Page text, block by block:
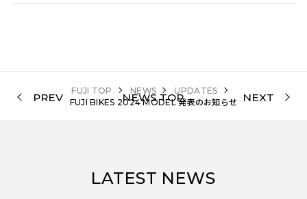
FUJI TOP NEWS
UPDATES
FUJI BIKES 2024 MODEL 発表のお知らせ
PREV NEWS TOP NEXT
LATEST NEWS